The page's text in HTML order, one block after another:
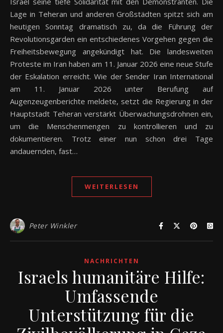
Lage in Teheran und anderen Großstädten spitzt sich am
heutigen Sonntag dramatisch zu, da die Führung der
Revolutionsgarden ein entschiedenes Vorgehen gegen die
Freiheitsbewegung angekündigt hat. Die landesweiten
Proteste im Iran haben am 11. Januar 2026 eine neue Stufe
der Eskalation erreicht. Wie der Sender Iran International
am 11. Januar 2026 unter Berufung auf
Augenzeugenberichte meldete, setzt die Regierung in der
Hauptstadt Teheran verstärkt Überwachungsdrohnen ein,
um die Menschenmengen zu kontrollieren und zu
dokumentieren. Trotz einer nun schon drei Tage
andauernden, fast…
WEITERLESEN
Peter Winkler
NACHRICHTEN
Israels humanitäre Hilfe:
Umfassende
Unterstützung für die